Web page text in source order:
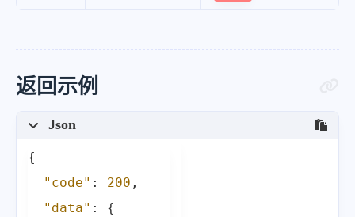
返回示例
Json
{
"code" : 200 ,
"data" :
{